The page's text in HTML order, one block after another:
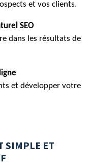
et vos clients.
SEO
dans les résultats de
et développer votre
SIMPLE ET